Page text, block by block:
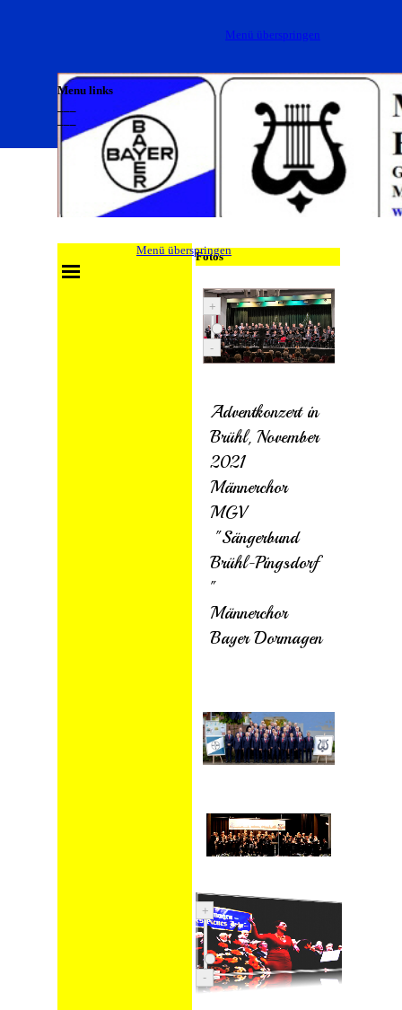
Menü überspringen
Menu links
___
Menü überspringen
Fotos
+
-
Adventkonzert in
Brühl, November
2021
Männerchor
MGV
"Sängerbund
Brühl-Pingsdorf
"
Männerchor
Bayer Dormagen
+
-